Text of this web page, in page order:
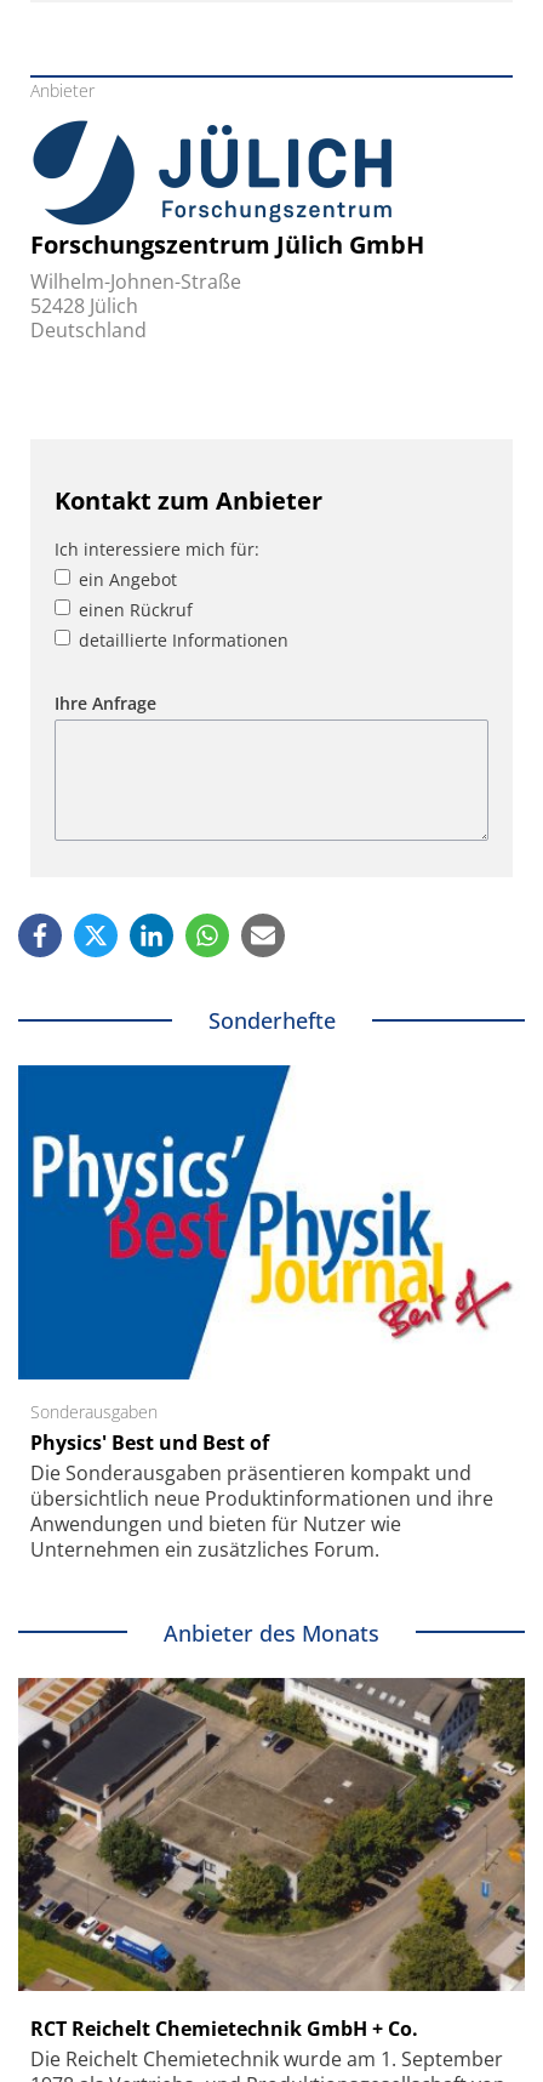
Anbieter
Forschungszentrum Jülich GmbH
Wilhelm-Johnen-Straße
52428 Jülich
Deutschland
Kontakt zum Anbieter
Ich interessiere mich für:
ein Angebot
einen Rückruf
detaillierte Informationen
Ihre Anfrage
Sonderhefte
Sonderausgaben
Physics' Best und Best of
Die Sonder­ausgaben präsentieren kompakt und
übersichtlich neue Produkt­informationen und ihre
Anwendungen und bieten für Nutzer wie
Unternehmen ein zusätzliches Forum.
Anbieter des Monats
RCT Reichelt Chemietechnik GmbH + Co.
Die Reichelt Chemietechnik wurde am 1. September